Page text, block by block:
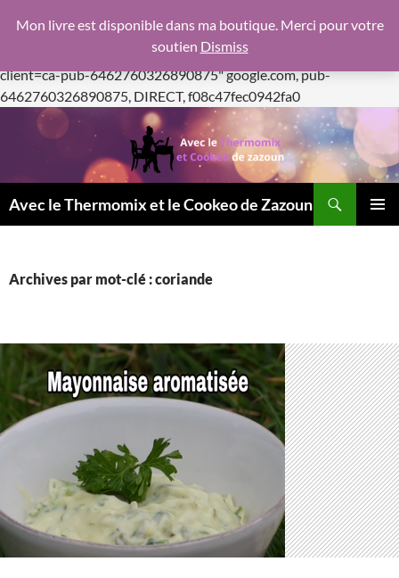
f08c47fec0942fa0
https://pagead2.googlesyndication.com/pagead/js/
client=ca-pub-6462760326890875"google.com, pub-
6462760326890875, DIRECT, f08c47fec0942fa0Aller
au
contenu
Avec le Thermomix et le Cookeo de Zazoun
Archives par mot-clé : coriande
Mon livre est disponible dans ma boutique. Merci pour votre
soutien Dismiss